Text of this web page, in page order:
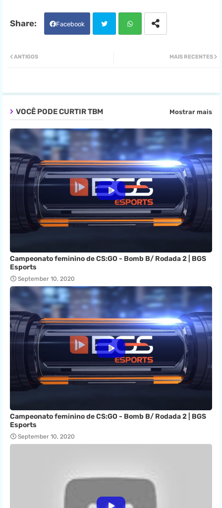
Facebook
MAIS RECENTES
ANTIGOS
VOCÊ PODE CURTIR TBM Mostrar mais
Campeonato feminino de CS:GO - Bomb B/ Rodada 2 | BGS
Esports
September 10, 2020
Campeonato feminino de CS:GO - Bomb B/ Rodada 2 | BGS
Esports
September 10, 2020